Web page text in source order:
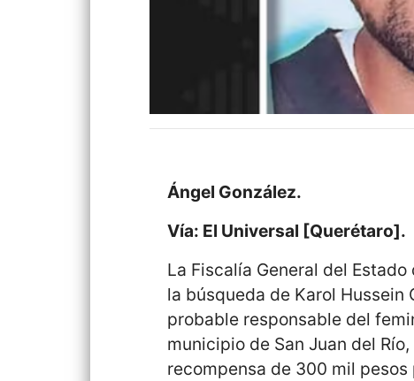
Ángel González.
Vía: El Universal [Querétaro].
La Fiscalía General del
la búsqueda de Karol
probable responsable del
municipio de San Juan del
recompensa de 300 mil